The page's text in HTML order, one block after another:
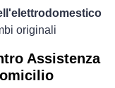
originali
Assistenza